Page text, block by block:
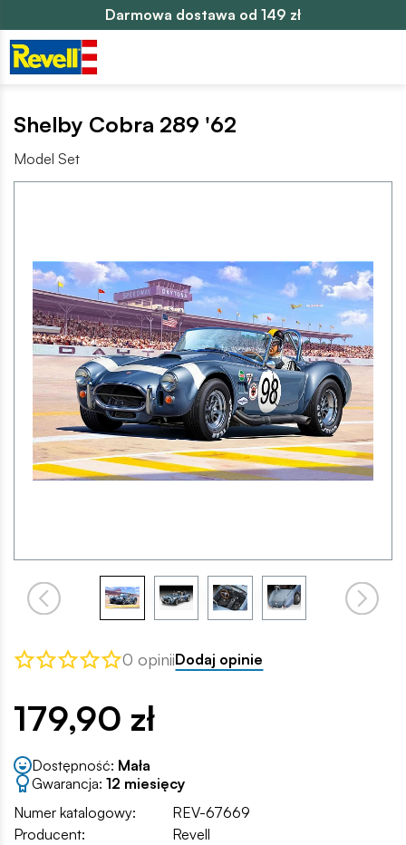
Darmowa dostawa od 149 zł
Shelby Cobra 289 '62
Model Set
0 opiniiDodaj opinie
179,90 zł
Dostępność: Mała
Gwarancja: 12 miesięcy
Numer katalogowy:
REV-67669
Producent:
Revell